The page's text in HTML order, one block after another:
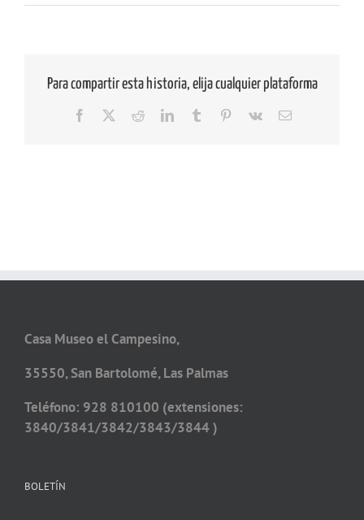
Para compartir esta historia, elija cualquier plataforma
Facebook RedditLinkedInTumblr Pinterest
Vk
Correo
Casa Museo el Campesino,
35550, San Bartolomé, Las Palmas
Teléfono: 928 810100 (extensiones:
3840/3841/3842/3843/3844 )
BOLETÍN